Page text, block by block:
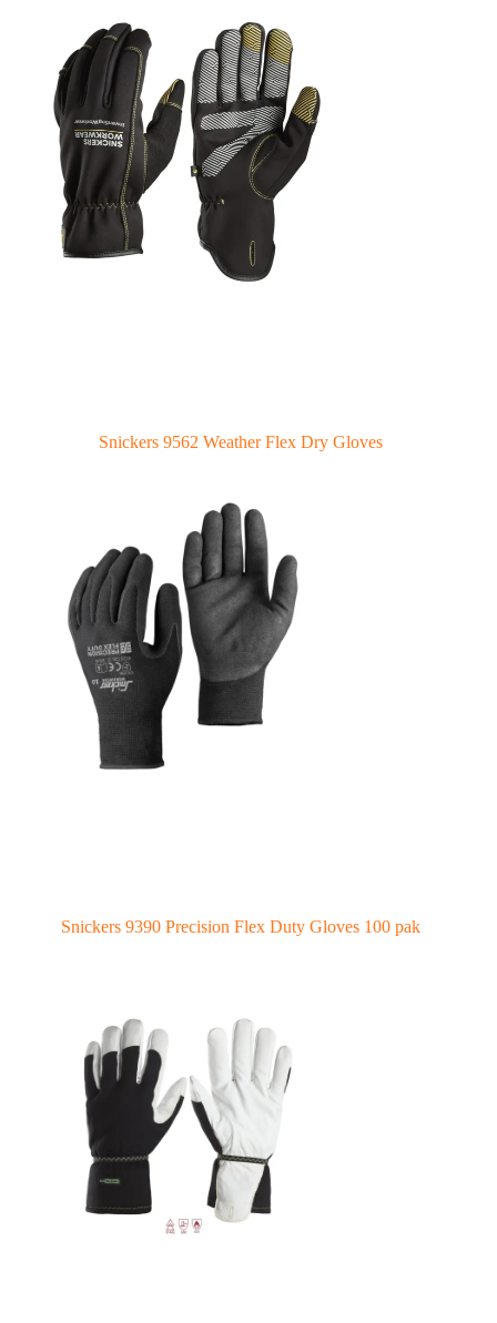
Snickers 9562 Weather Flex Dry Gloves
Snickers 9390 Precision Flex Duty Gloves 100 pak